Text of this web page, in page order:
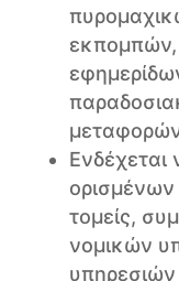
εκπομπών,
Ενδέχεται
ορισμένων
τομείς,
νομικών
υπηρεσιών